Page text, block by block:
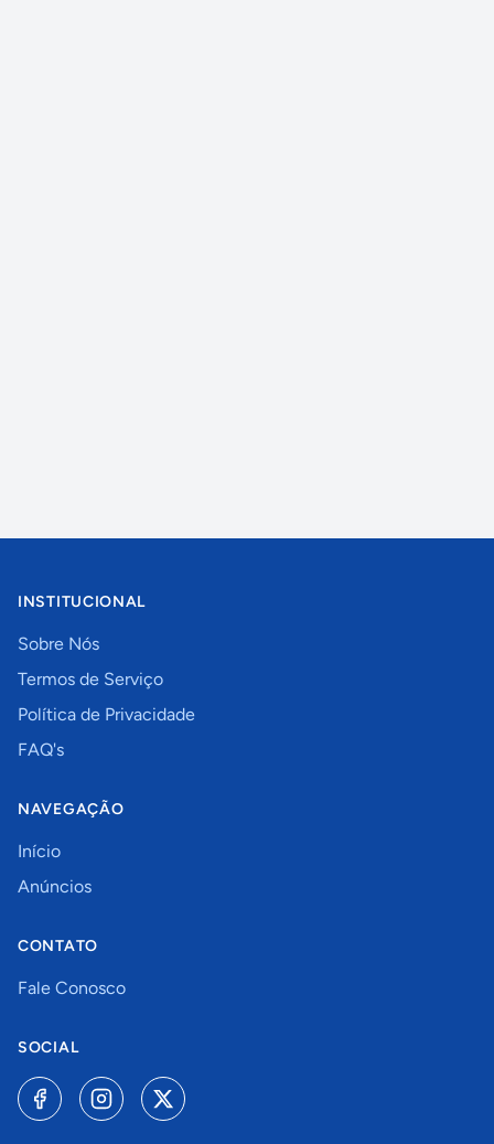
INSTITUCIONAL
Sobre Nós
Termos de Serviço
Política de Privacidade
FAQ's
NAVEGAÇÃO
Início
Anúncios
CONTATO
Fale Conosco
SOCIAL